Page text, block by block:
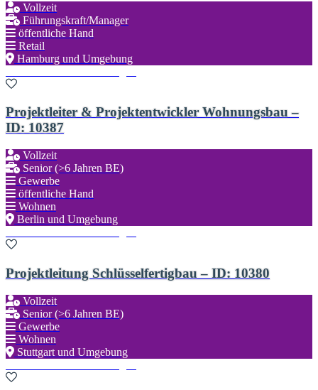
Vollzeit
Führungskraft/Manager
öffentliche Hand
Retail
Hamburg und Umgebung
Projektleiter & Projektentwickler Wohnungsbau –
ID: 10387
Vollzeit
Senior (>6 Jahren BE)
Gewerbe
öffentliche Hand
Wohnen
Berlin und Umgebung
Projektleitung Schlüsselfertigbau – ID: 10380
Vollzeit
Senior (>6 Jahren BE)
Gewerbe
Wohnen
Stuttgart und Umgebung